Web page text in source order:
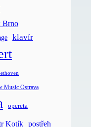
Brno
klavír
Music Ostrava
opereta
Kotík postřeh